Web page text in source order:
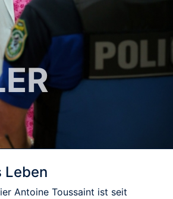
Leben
Antoine Toussaint ist seit